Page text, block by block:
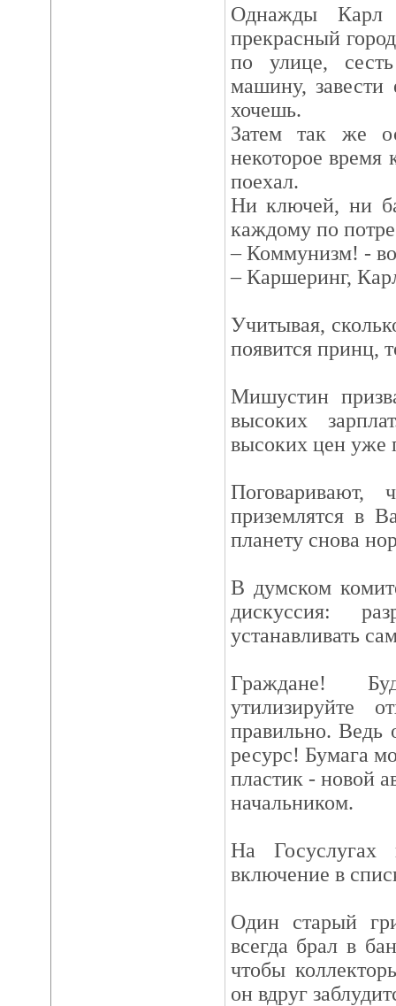
Однажды
прекрасный
по улице,
машину, завести
хочешь.
Затем так же
некоторое время
поехал.
Ни ключей, ни
каждому по
– Коммунизм! -
– Каршеринг,
Учитывая,
появится принц,
Мишустин
высоких
высоких цен уже
Поговаривают,
приземлятся в
планету снова
В думском
дискуссия:
устанавливать
Граждане!
утилизируйте
правильно. Ведь
ресурс! Бумага
пластик - новой
начальником.
На Госуслугах
включение в
Один старый
всегда брал в
чтобы
он вдруг